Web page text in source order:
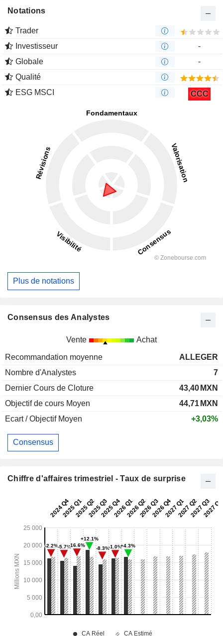
Notations
Trader
Investisseur
-
Globale
-
Qualité
ESG MSCI
CCC
Plus de notations
Consensus des Analystes
Vente Achat
Recommandation moyenne
ALLEGER
Nombre d'Analystes
7
Dernier Cours de Cloture
43,40 MXN
Objectif de cours Moyen
44,71 MXN
Ecart / Objectif Moyen
+3,03%
Consensus
Chiffre d'affaires trimestriel - Taux de surprise